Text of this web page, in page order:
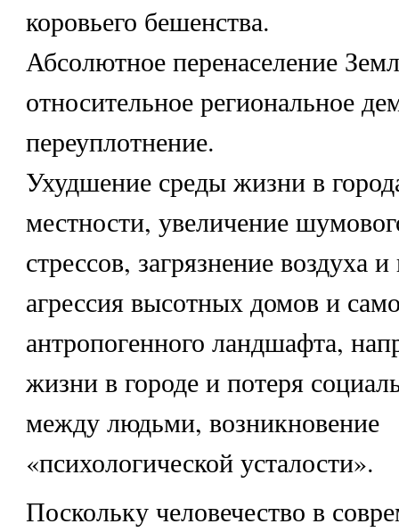
коровьего бешенства.
Абсолютное перенаселение
относительное региональное
переуплотнение.
Ухудшение среды жизни в
местности, увеличение
стрессов, загрязнение воздуха
агрессия высотных домов и
антропогенного ландшафта,
жизни в городе и потеря
между людьми, возникновение
«психологической усталости».
Поскольку человечество в